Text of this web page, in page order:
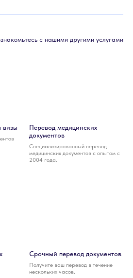
с нашими другими услугами
визы
Перевод медицинских
документов
Специализированный перевод
медицинских документов с опытом с
2004 года.
Срочный перевод документов
Получите ваш перевод в течение
нескольких часов.